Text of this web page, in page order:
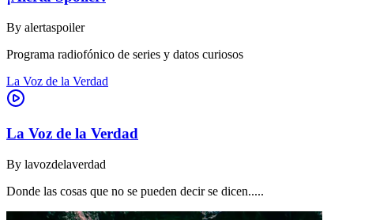
By alertaspoiler
Programa radiofónico de series y datos curiosos
La Voz de la Verdad
La Voz de la Verdad
By lavozdelaverdad
Donde las cosas que no se pueden decir se dicen.....